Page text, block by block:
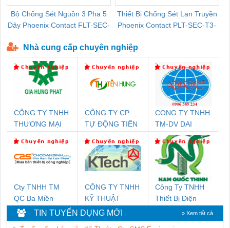
Bộ Chống Sét Nguồn 3 Pha 5
Dây Phoenix Contact FLT-SEC-
Thiết Bị Chống Sét Lan Truyền
Phoenix Contact PLT-SEC-T3-
Nhà cung cấp chuyên nghiệp
CÔNG TY TNHH
THƯƠNG MẠI
THUẬT ĐIỆN CƠ
GIA HƯNG PHÁT
CÔNG TY CP
TỰ ĐỘNG TIẾN
CONG TY TNHH
TM-DV DAI
DONG THANH
Cty TNHH TM
QC Ba Miền
CÔNG TY TNHH
KỸ THUẬT
KTECH VIỆT
NAM
Công Ty TNHH
Thiết Bị Điện
Nam Quốc Thịnh
TIN TUYỂN DỤNG MỚI » Xem tất cả